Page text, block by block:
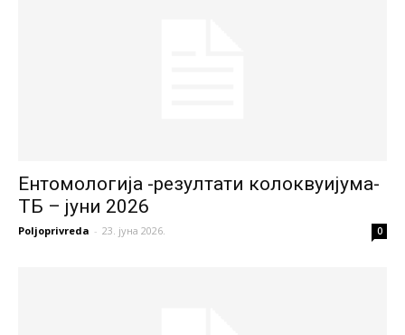
Ентомологија -резултати колоквуијума-
ТБ – јуни 2026
Poljoprivreda - 23. јуна 2026. 0